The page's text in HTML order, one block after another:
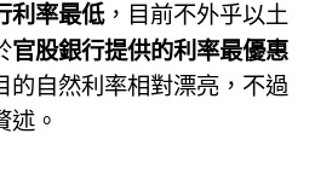
利率最低，目前不外乎以土
官股銀行提供的利率最優惠
的自然利率相對漂亮，不過
述。